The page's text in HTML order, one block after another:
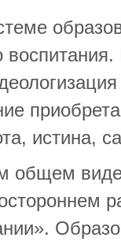
истина,
общем